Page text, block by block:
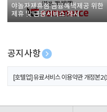
야놀자제휴점 금융혜택제공 위한
제휴 및 금융서비스 게시
공지사항
[호텔업] 개인정보 처리방침 개정본1
[호텔업] 유료서비스 이용약관 개정본2